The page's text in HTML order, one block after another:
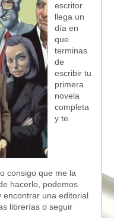
escritor
llega un
día en
que
terminas
de
escribir tu
primera
novela
completa
y te
consigo que me la
hacerlo, podemos
encontrar una editorial
librerías o seguir